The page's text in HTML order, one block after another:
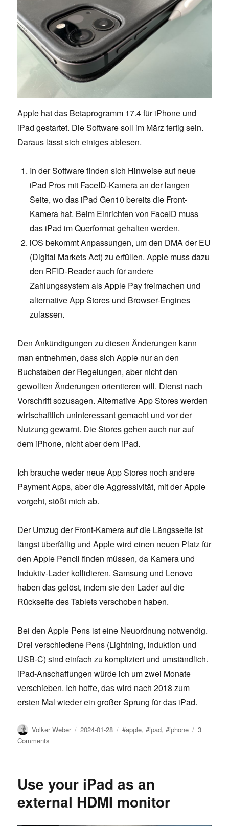
Apple hat das Betaprogramm 17.4 für iPhone und
iPad gestartet. Die Software soll im März fertig sein.
Daraus lässt sich einiges ablesen.
In der Software finden sich Hinweise auf neue
iPad Pros mit FaceID-Kamera an der langen
Seite, wo das iPad Gen10 bereits die Front-
Kamera hat. Beim Einrichten von FaceID muss
das iPad im Querformat gehalten werden.
iOS bekommt Anpassungen, um den DMA der EU
(Digital Markets Act) zu erfüllen. Apple muss dazu
den RFID-Reader auch für andere
Zahlungssystem als Apple Pay freimachen und
alternative App Stores und Browser-Engines
zulassen.
Den Ankündigungen zu diesen Änderungen kann
man entnehmen, dass sich Apple nur an den
Buchstaben der Regelungen, aber nicht den
gewollten Änderungen orientieren will. Dienst nach
Vorschrift sozusagen. Alternative App Stores werden
wirtschaftlich uninteressant gemacht und vor der
Nutzung gewarnt. Die Stores gehen auch nur auf
dem iPhone, nicht aber dem iPad.
Ich brauche weder neue App Stores noch andere
Payment Apps, aber die Aggressivität, mit der Apple
vorgeht, stößt mich ab.
Der Umzug der Front-Kamera auf die Längsseite ist
längst überfällig und Apple wird einen neuen Platz für
den Apple Pencil finden müssen, da Kamera und
Induktiv-Lader kollidieren. Samsung und Lenovo
haben das gelöst, indem sie den Lader auf die
Rückseite des Tablets verschoben haben.
Bei den Apple Pens ist eine Neuordnung notwendig.
Drei verschiedene Pens (Lightning, Induktion und
USB-C) sind einfach zu kompliziert und umständlich.
iPad-Anschaffungen würde ich um zwei Monate
verschieben. Ich hoffe, das wird nach 2018 zum
ersten Mal wieder ein großer Sprung für das iPad.
Author
Volker Weber
Posted
2024-01-28 Tags
#apple,#ipad,#iphone
3
Comments
und
iPad
Use your iPad as an
external HDMI monitor